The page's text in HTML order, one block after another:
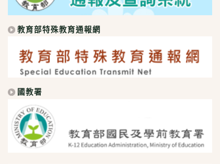
教育部特殊教育通報網
國教署